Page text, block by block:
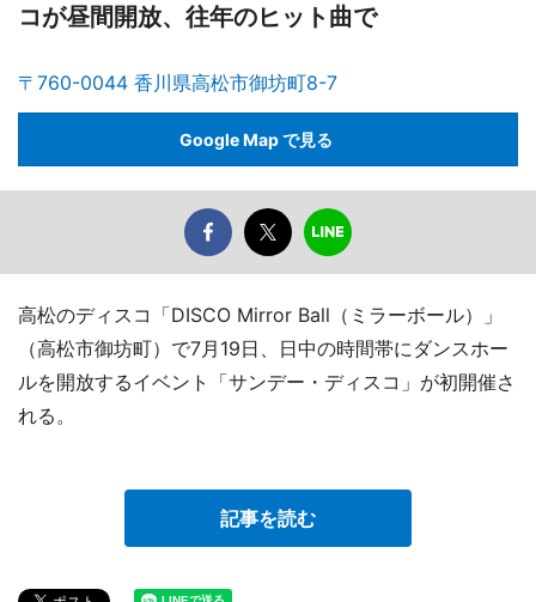
コが昼間開放、往年のヒット曲で
〒760-0044 香川県高松市御坊町8-7
Google Map で見る
高松のディスコ「DISCO Mirror Ball（ミラーボール）」
（高松市御坊町）で7月19日、日中の時間帯にダンスホー
ルを開放するイベント「サンデー・ディスコ」が初開催さ
れる。
記事を読む